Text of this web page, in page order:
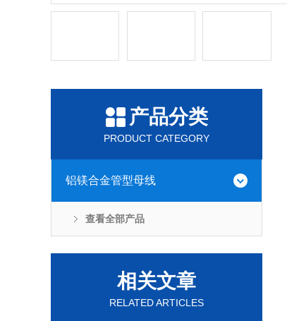
产品分类
PRODUCT CATEGORY
铝镁合金管型母线
查看全部产品
相关文章
RELATED ARTICLES